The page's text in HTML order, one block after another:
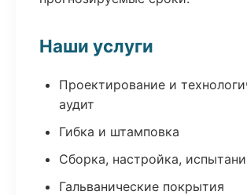
Наши услуги
Проектирование и
аудит
Гибка и штамповка
Сборка, настройка,
Гальванические покрытия